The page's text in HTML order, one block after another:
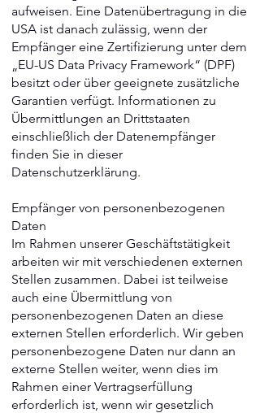
aufweisen. Eine Datenübertragung in die
USA ist danach zulässig, wenn der
Empfänger eine Zertifizierung unter dem
„EU-US Data Privacy Framework“ (DPF)
besitzt oder über geeignete zusätzliche
Garantien verfügt. Informationen zu
Übermittlungen an Drittstaaten
einschließlich der Datenempfänger
finden Sie in dieser
Datenschutzerklärung.
Empfänger von personenbezogenen
Daten
Im Rahmen unserer Geschäftstätigkeit
arbeiten wir mit verschiedenen externen
Stellen zusammen. Dabei ist teilweise
auch eine Übermittlung von
personenbezogenen Daten an diese
externen Stellen erforderlich. Wir geben
personenbezogene Daten nur dann an
externe Stellen weiter, wenn dies im
Rahmen einer Vertragserfüllung
erforderlich ist, wenn wir gesetzlich